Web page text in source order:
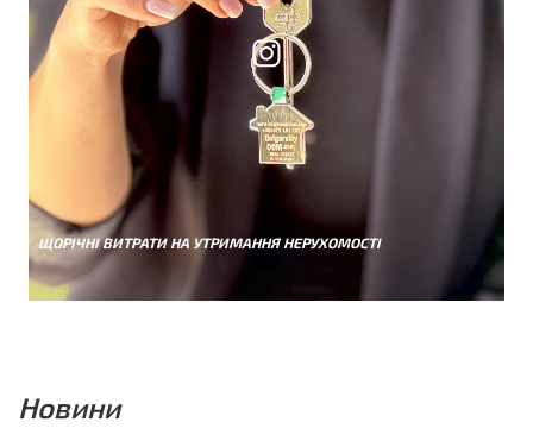
ЩОРІЧНІ ВИТРАТИ НА УТРИМАННЯ НЕРУХОМОСТІ
Новини